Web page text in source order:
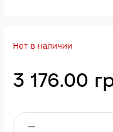
Нет в наличии
3 176.00